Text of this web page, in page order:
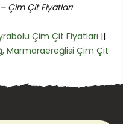
Çim Çit Fiyatları
Çim Çit Fiyatları ||
Marmaraereğlisi Çim Çit